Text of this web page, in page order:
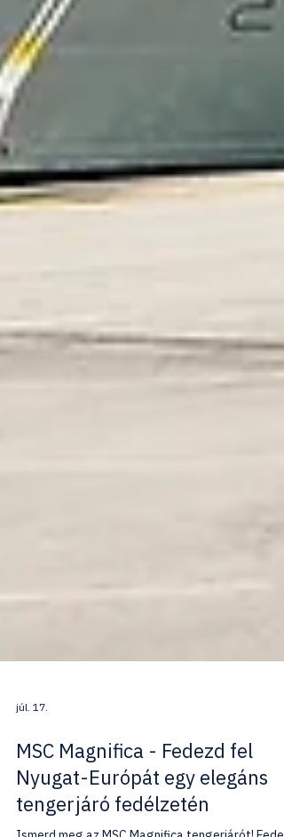
MSC Magnifica - Fedezd fel
Nyugat-Európát egy elegáns